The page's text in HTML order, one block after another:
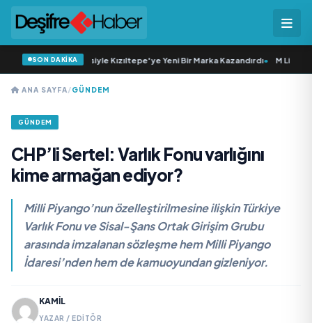
SON DAKİKA
Esnaflık Tecrübesiyle Kızıltepe'ye Yeni Bir Marka Kazandırdı• M Lisa ve
ANA SAYFA/GÜNDEM
GÜNDEM
CHP’li Sertel: Varlık Fonu varlığını
kime armağan ediyor?
Milli Piyango’nun özelleştirilmesine ilişkin Türkiye
Varlık Fonu ve Sisal-Şans Ortak Girişim Grubu
arasında imzalanan sözleşme hem Milli Piyango
İdaresi’nden hem de kamuoyundan gizleniyor.
KAMIL
YAZAR / EDITÖR